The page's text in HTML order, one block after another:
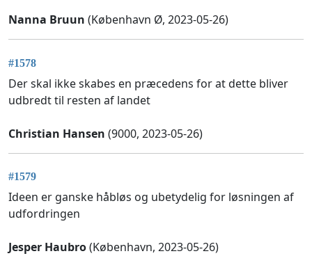
Nanna Bruun (København Ø, 2023-05-26)
#1578
Der skal ikke skabes en præcedens for at dette bliver
udbredt til resten af landet
Christian Hansen (9000, 2023-05-26)
#1579
Ideen er ganske håbløs og ubetydelig for løsningen af
udfordringen
Jesper Haubro(København, 2023-05-26)